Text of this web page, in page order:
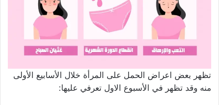
تظهر بعض اعراض الحمل على المرأة خلال الأسابيع الأولى
منه وقد تظهر في الأسبوع الاول تعرفي عليها: